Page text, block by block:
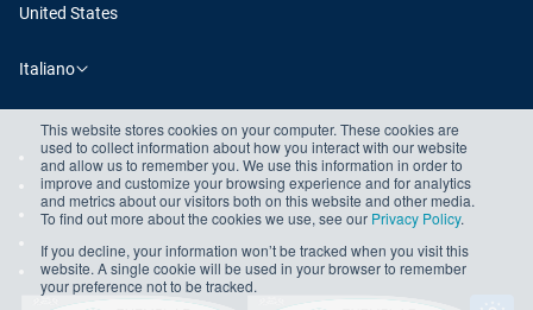
This website stores cookies on your computer. These cookies are
used to collect information about how you interact with our website
and allow us to remember you. We use this information in order to
improve and customize your browsing experience and for analytics
and metrics about our visitors both on this website and other media.
To find out more about the cookies we use, see our Privacy Policy.
If you decline, your information won’t be tracked when you visit this
website. A single cookie will be used in your browser to remember
your preference not to be tracked.
United States
Italiano